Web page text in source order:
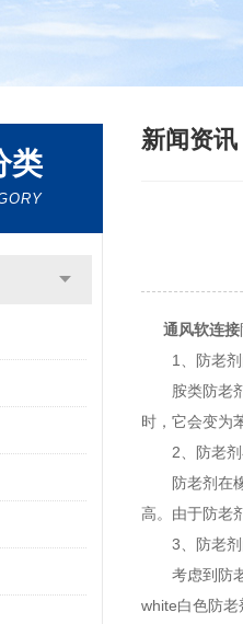
类
新闻资讯
通风软连接
1、防老剂
胺类防老剂
时，它会变为
2、防老剂
防老剂在橡
高。由于防老
3、防老剂
考虑到防老
white白色防